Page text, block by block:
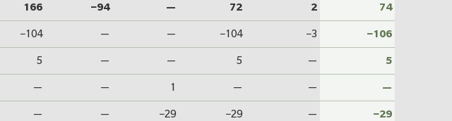
166 −94 — 72 2 74
−104 — — −104 −3 −106
5 — — 5 — 5
— — 1 — — —
— — −29 −29 — −29